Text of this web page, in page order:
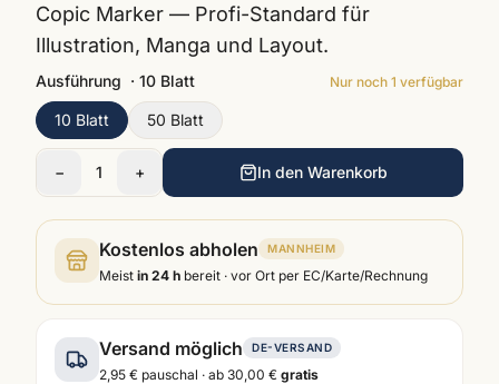
Copic Marker — Profi-Standard für
Illustration, Manga und Layout.
Ausführung · 10 Blatt Nur noch 1 verfügbar
10 Blatt 50 Blatt
− 1 + In den Warenkorb
Kostenlos abholen MANNHEIM
Meist in 24 h bereit · vor Ort per EC/Karte/Rechnung
Versand möglich DE-VERSAND
2,95 € pauschal · ab 30,00 € gratis